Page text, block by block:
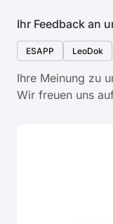
Ihr Feedback an
ESAPP LeoDok
Ihre Meinung zu
Wir freuen uns